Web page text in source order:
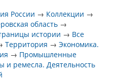
по состоянию
Кемеровской области,
России → Коллекции →
область →
истории → Все
Территория →Экономика.
→ Промышленные
и ремесла. Деятельность